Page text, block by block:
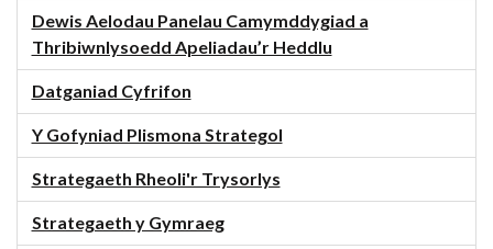
Dewis Aelodau Panelau Camymddygiad a
Thribiwnlysoedd Apeliadau’r Heddlu
Datganiad Cyfrifon
Y Gofyniad Plismona Strategol
Strategaeth Rheoli'r Trysorlys
Strategaeth y Gymraeg